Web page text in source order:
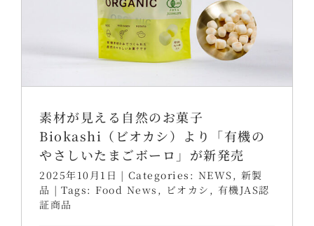
素材が見える自然のお菓子
Biokashi（ビオカシ）より「有機の
やさしいたまごボーロ」が新発売
2025年10月1日 | Categories: NEWS , 新製
品 | Tags: Food News , ビオカシ , 有機JAS認
証商品